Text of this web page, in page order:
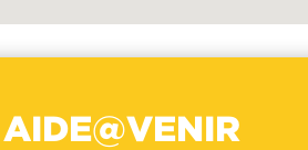
AIDE@VENIR